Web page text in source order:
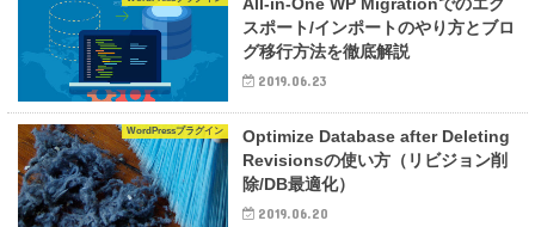
スポート/インポートのやり方とブロ
グ移行方法を徹底解説
2019.06.23
WordPressプラグイン
Optimize Database after Deleting
Revisionsの使い方（リビジョン削
除/DB最適化）
2019.06.20